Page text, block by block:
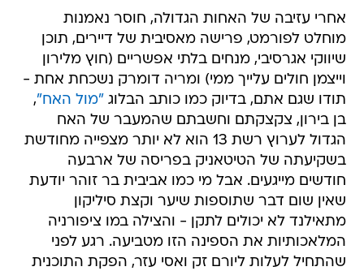
אחרי עזיבה של האחות הגדולה, חוסר נאמנות
מוחלט לפורמט, פרישה מאסיבית של דיירים, תוכן
שיווקי אגרסיבי, מנחים בלתי אפשריים (חוץ מלירון
וייצמן חולים עלייך ממי) ומריה דומרק נשכחת אחת -
תודו שגם אתם, בדיוק כמו כותב הבלוג "מול האח",
בן בירון, צקצקתם וחשבתם שהמעבר של האח
הגדול לערוץ רשת 13 הוא לא יותר מצפייה מחודשת
בשקיעתה של הטיטאניק בפריסה של ארבעה
חודשים מייגעים. אבל מי כמו אביבית בר זוהר יודעת
שאין שום דבר שתוספות שיער וקצת סיליקון
מתאילנד לא יכולים לתקן - והצילה במו ציפורניה
המלאכותיות את הספינה הזו מטביעה. רגע לפני
שהתחיל לעלות ליורם זק ואסי עזר, הפקת התוכנית